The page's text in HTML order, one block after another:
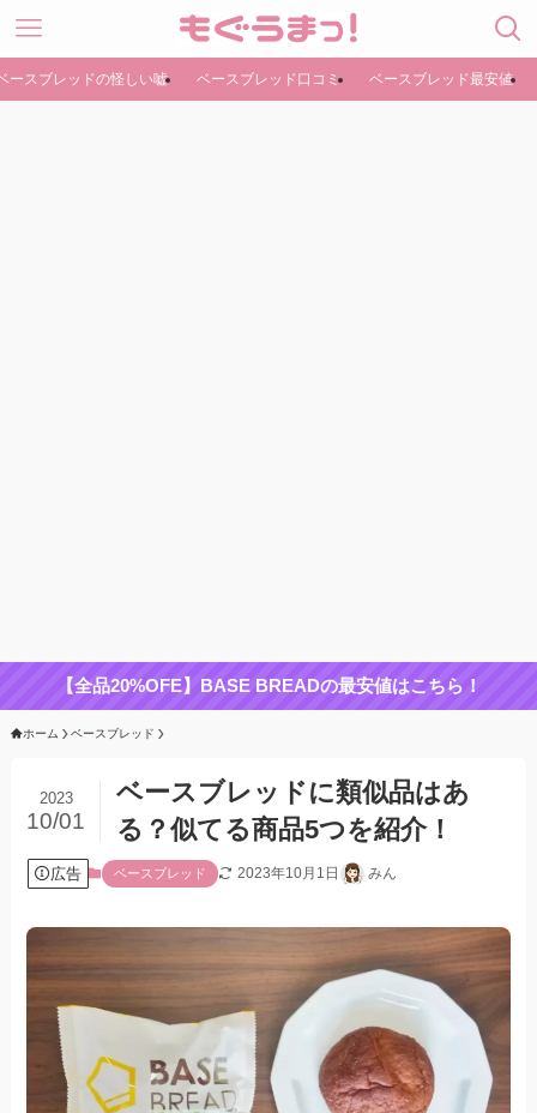
ースブレッドの怪しい嘘 ベースブレッド口コミ ベースブレッド最安値
【全品20%OFE】BASE BREADの最安値はこちら！
ホーム ベースブレッド
ベースブレッドに類似品はあ
る？似てる商品5つを紹介！
2023
10/01
広告 ベースブレッド 2023年10月1日 みん